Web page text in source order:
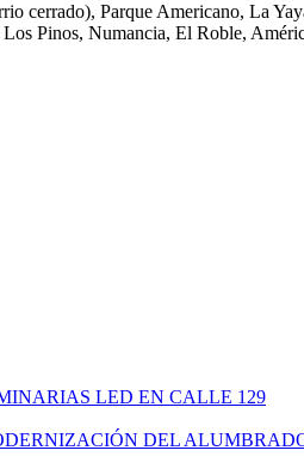
cerrado), Parque Americano, La
Pinos, Numancia, El Roble,
LED EN CALLE 129
DEL